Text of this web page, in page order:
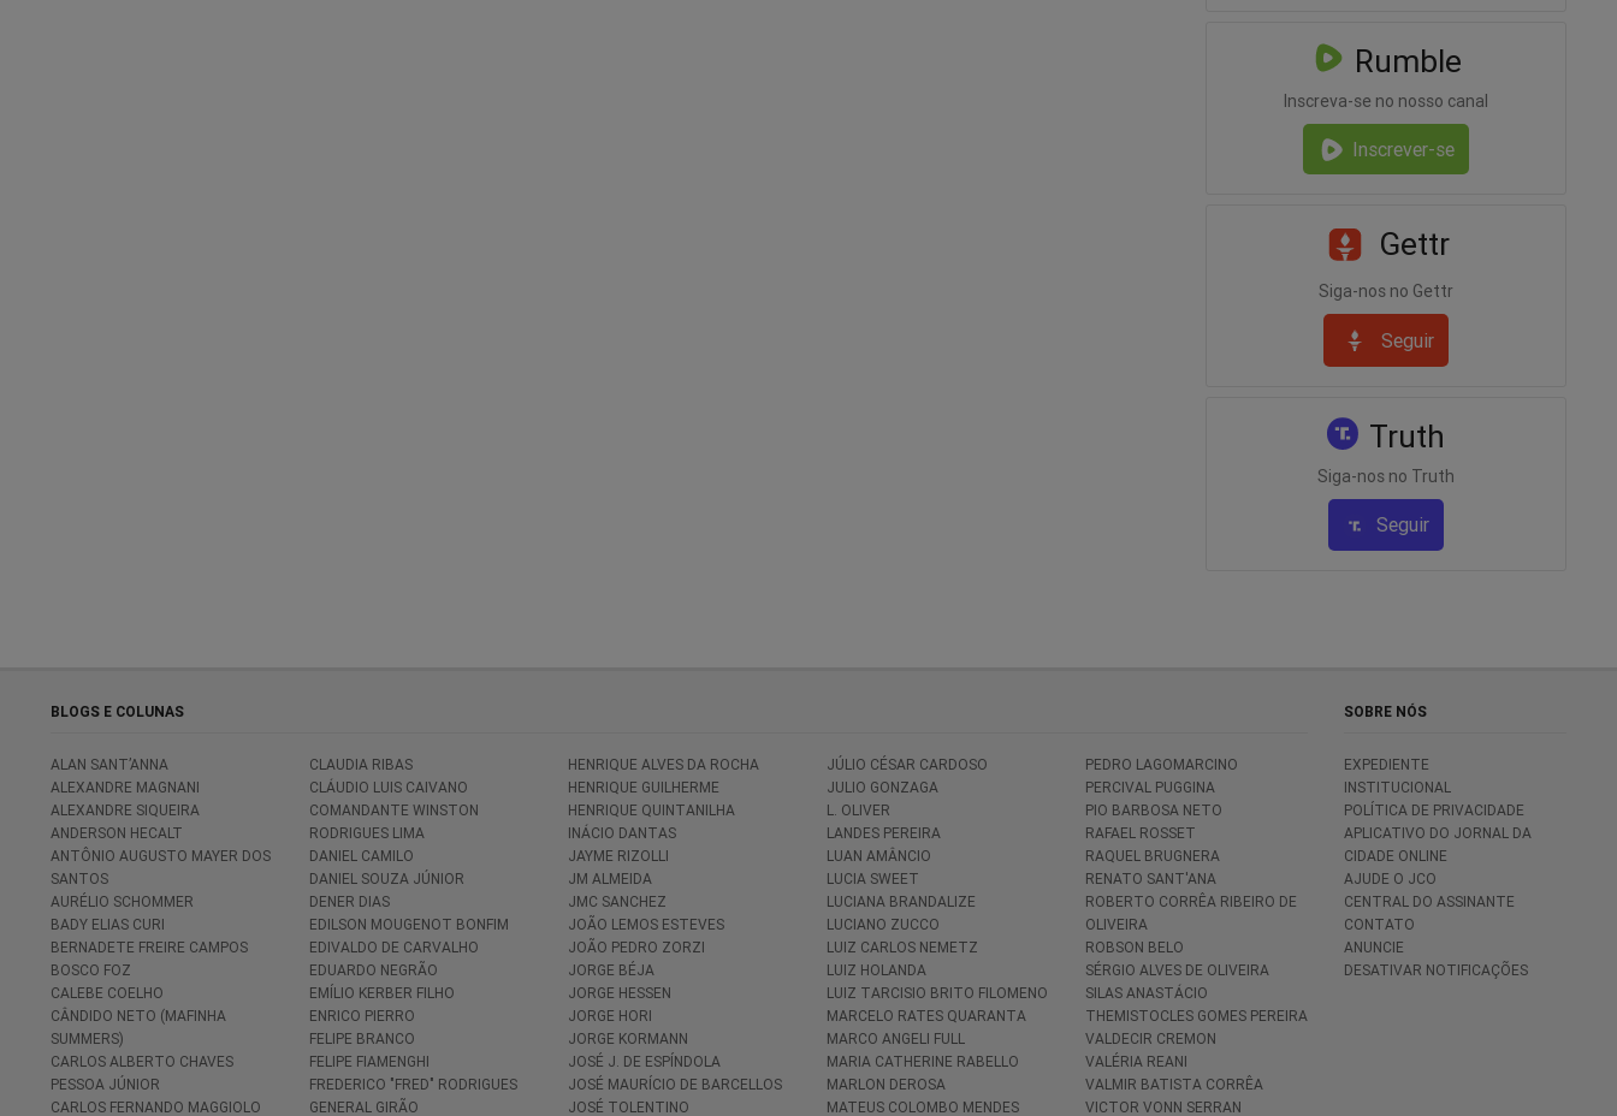
Rumble
Inscreva-se no nosso canal
Inscrever-se
Gettr
Siga-nos no Gettr
Seguir
Truth
Siga-nos no Truth
Seguir
BLOGS E COLUNAS
ALAN SANT’ANNA
ALEXANDRE MAGNANI
ALEXANDRE SIQUEIRA
ANDERSON HECALT
ANTÔNIO AUGUSTO MAYER DOS
SANTOS
AURÉLIO SCHOMMER
BADY ELIAS CURI
BERNADETE FREIRE CAMPOS
BOSCO FOZ
CALEBE COELHO
CÂNDIDO NETO (MAFINHA
SUMMERS)
CARLOS ALBERTO CHAVES
PESSOA JÚNIOR
CARLOS FERNANDO MAGGIOLO
CLAUDIA RIBAS
CLÁUDIO LUIS CAIVANO
COMANDANTE WINSTON
RODRIGUES LIMA
DANIEL CAMILO
DANIEL SOUZA JÚNIOR
DENER DIAS
EDILSON MOUGENOT BONFIM
EDIVALDO DE CARVALHO
EDUARDO NEGRÃO
EMÍLIO KERBER FILHO
ENRICO PIERRO
FELIPE BRANCO
FELIPE FIAMENGHI
FREDERICO "FRED" RODRIGUES
GENERAL GIRÃO
HENRIQUE ALVES DA ROCHA
HENRIQUE GUILHERME
HENRIQUE QUINTANILHA
INÁCIO DANTAS
JAYME RIZOLLI
JM ALMEIDA
JMC SANCHEZ
JOÃO LEMOS ESTEVES
JOÃO PEDRO ZORZI
JORGE BÉJA
JORGE HESSEN
JORGE HORI
JORGE KORMANN
JOSÉ J. DE ESPÍNDOLA
JOSÉ MAURÍCIO DE BARCELLOS
JOSÉ TOLENTINO
JÚLIO CÉSAR CARDOSO
JULIO GONZAGA
L. OLIVER
LANDES PEREIRA
LUAN AMÂNCIO
LUCIA SWEET
LUCIANA BRANDALIZE
LUCIANO ZUCCO
LUIZ CARLOS NEMETZ
LUIZ HOLANDA
LUIZ TARCISIO BRITO FILOMENO
MARCELO RATES QUARANTA
MARCO ANGELI FULL
MARIA CATHERINE RABELLO
MARLON DEROSA
MATEUS COLOMBO MENDES
PEDRO LAGOMARCINO
PERCIVAL PUGGINA
PIO BARBOSA NETO
RAFAEL ROSSET
RAQUEL BRUGNERA
RENATO SANT'ANA
ROBERTO CORRÊA RIBEIRO DE
OLIVEIRA
ROBSON BELO
SÉRGIO ALVES DE OLIVEIRA
SILAS ANASTÁCIO
THEMISTOCLES GOMES PEREIRA
VALDECIR CREMON
VALÉRIA REANI
VALMIR BATISTA CORRÊA
VICTOR VONN SERRAN
SOBRE NÓS
EXPEDIENTE
INSTITUCIONAL
POLÍTICA DE PRIVACIDADE
APLICATIVO DO JORNAL DA
CIDADE ONLINE
AJUDE O JCO
CENTRAL DO ASSINANTE
CONTATO
ANUNCIE
DESATIVAR NOTIFICAÇÕES